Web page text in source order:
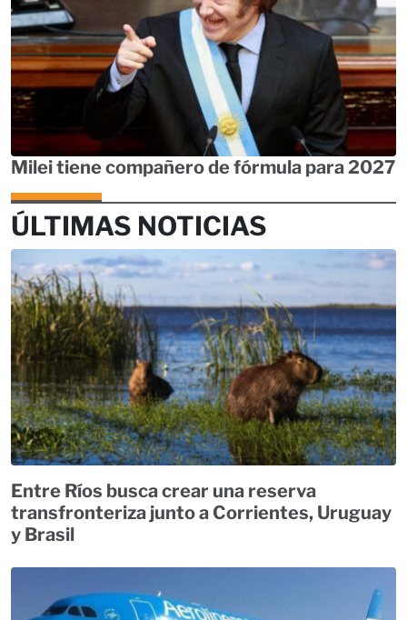
Milei tiene compañero de fórmula para 2027
ÚLTIMAS NOTICIAS
Entre Ríos busca crear una reserva
transfronteriza junto a Corrientes, Uruguay
y Brasil